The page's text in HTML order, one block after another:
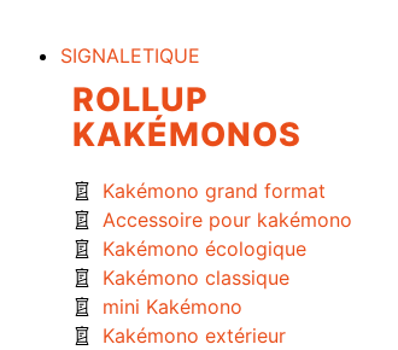
SIGNALETIQUE
ROLLUP
KAKÉMONOS
Kakémono grand format
Accessoire pour kakémono
Kakémono écologique
Kakémono classique
mini Kakémono
Kakémono extérieur